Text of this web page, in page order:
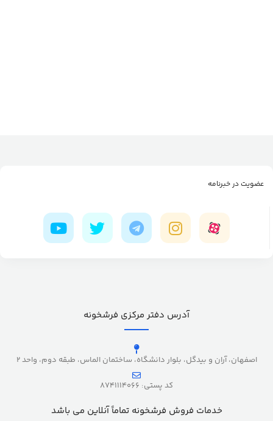
عضویت در خبرنامه
آدرس دفتر مرکزی فرشخونه
اصفهان، آران و بیدگل، بلوار دانشگاه، ساختمان الماس، طبقه دوم، واحد 2
کد پستی: 8741114066
خدمات فروش فرشخونه تماماً آنلاین می باشد